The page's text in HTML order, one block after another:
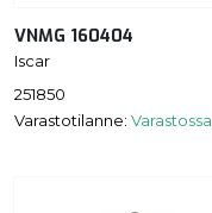
VNMG 160404
Iscar
251850
Varastotilanne: Varastossa